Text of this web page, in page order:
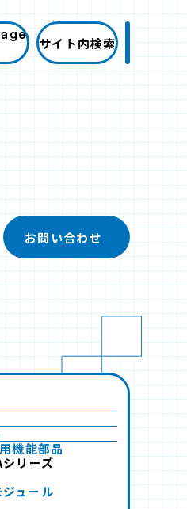
サイト内検索
お問い合わせ
機能部品
リーズ
ュール